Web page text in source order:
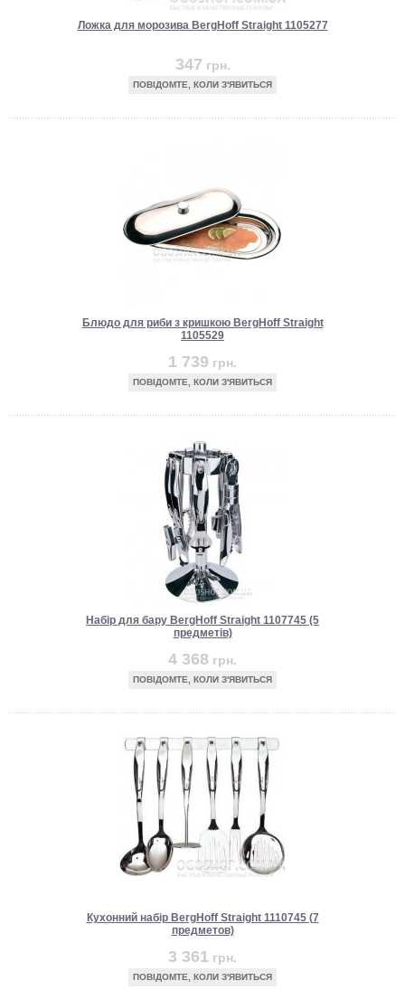
Ложка для морозива BergHoff Straight 1105277
347 грн.
ПОВІДОМТЕ, КОЛИ З'ЯВИТЬСЯ
Блюдо для риби з кришкою BergHoff Straight
1105529
1 739 грн.
ПОВІДОМТЕ, КОЛИ З'ЯВИТЬСЯ
Набір для бару BergHoff Straight 1107745 (5
предметів)
4 368 грн.
ПОВІДОМТЕ, КОЛИ З'ЯВИТЬСЯ
Кухонний набір BergHoff Straight 1110745 (7
предметов)
3 361 грн.
ПОВІДОМТЕ, КОЛИ З'ЯВИТЬСЯ